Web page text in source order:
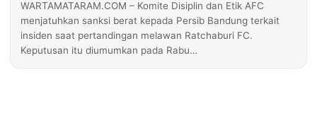
WARTAMATARAM.COM – Komite Disiplin dan Etik AFC
menjatuhkan sanksi berat kepada Persib Bandung terkait
insiden saat pertandingan melawan Ratchaburi FC.
Keputusan itu diumumkan pada Rabu…